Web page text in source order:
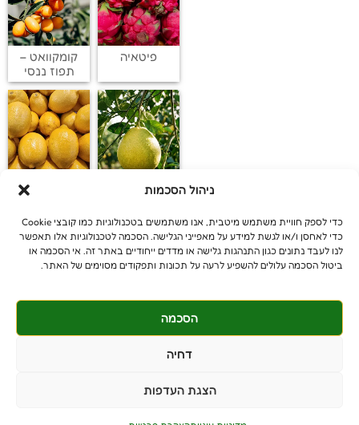
ניהול הסכמות
כדי לספק חוויית משתמש מיטבית, אנו משתמשים בטכנולוגיות כמו קובצי Cookie
כדי לאחסן ו/או לגשת למידע על מאפייני הגלישה. הסכמה לטכנולוגיות אלו תאפשר
לנו לעבד נתונים כגון התנהגות גלישה או מדדים ייחודיים באתר זה. אי הסכמה או
ביטול הסכמה עלולים להשפיע לרעה על תכונות ותפקודים מסוימים של האתר.
הסכמה
דחיה
הצגת העדפות
פיטאיה
קומקוואט –
תפוז ננסי
© כל הזכויות שמורות
קבלנים - 052-639-4106